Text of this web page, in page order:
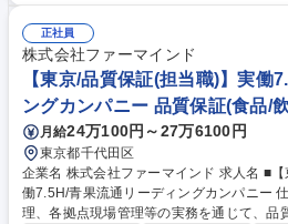
ッフ（15名在籍）への作業指示やサポー
く、経験に基づく「感覚」や「知識」が商
きい環境です。 募集職種 【堺市/ジャム製造】食品製造の経験を活かす／
無添加ジャム／空調完備の新工場
正社員
株式会社ファーマインド
【東京/品質保証(担当職)】実働
ングカンパニー 品質保証(食品/
月給24万100円～27万6100円
東京都千代田区
企業名 株式会社ファーマインド 求人名 ■【東京/品質保証（担当職）】実
働7.5H/青果流通リーディングカンパニー 仕事の内容 ■農薬管理、農園管
理、各拠点現場管理等の実務を通じて、品